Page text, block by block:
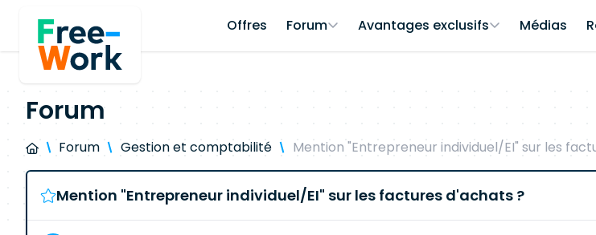
Offres Forum Avantages exclusifs Médias
Forum
Forum Gestion et comptabilité Mention "Entrepreneur individuel/EI" sur les
Mention "Entrepreneur individuel/EI" sur les factures d'achats ?